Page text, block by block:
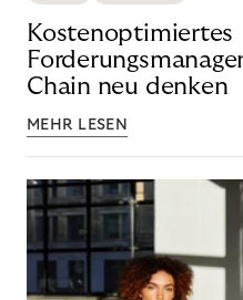
Kostenoptimiertes
Chain neu denken
MEHR LESEN